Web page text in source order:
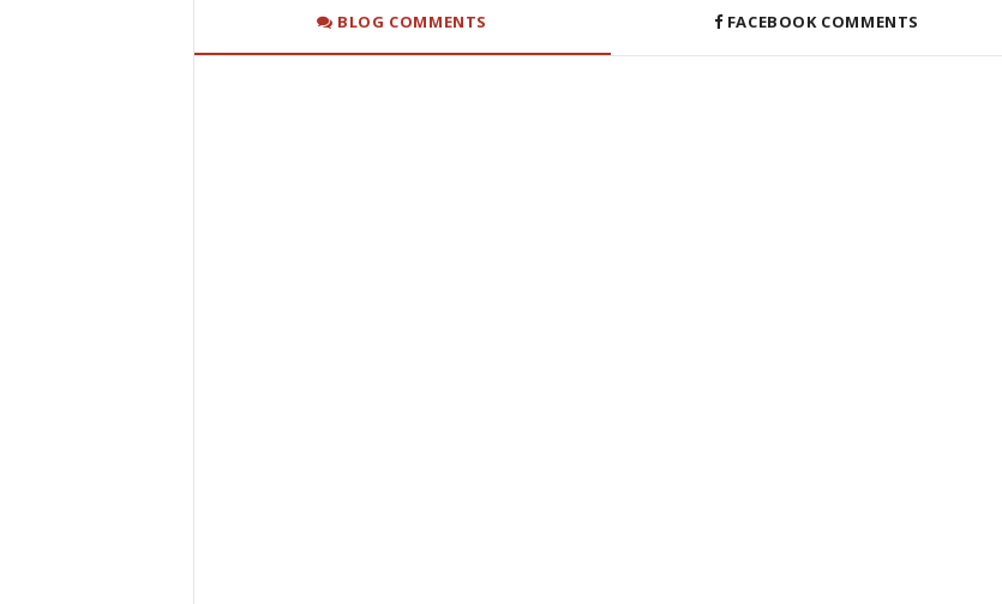
BLOG COMMENTS
FACEBOOK COMMENTS